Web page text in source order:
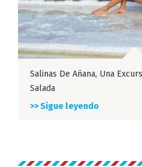
Salinas De Añana, Una
Salada
>> Sigue leyendo